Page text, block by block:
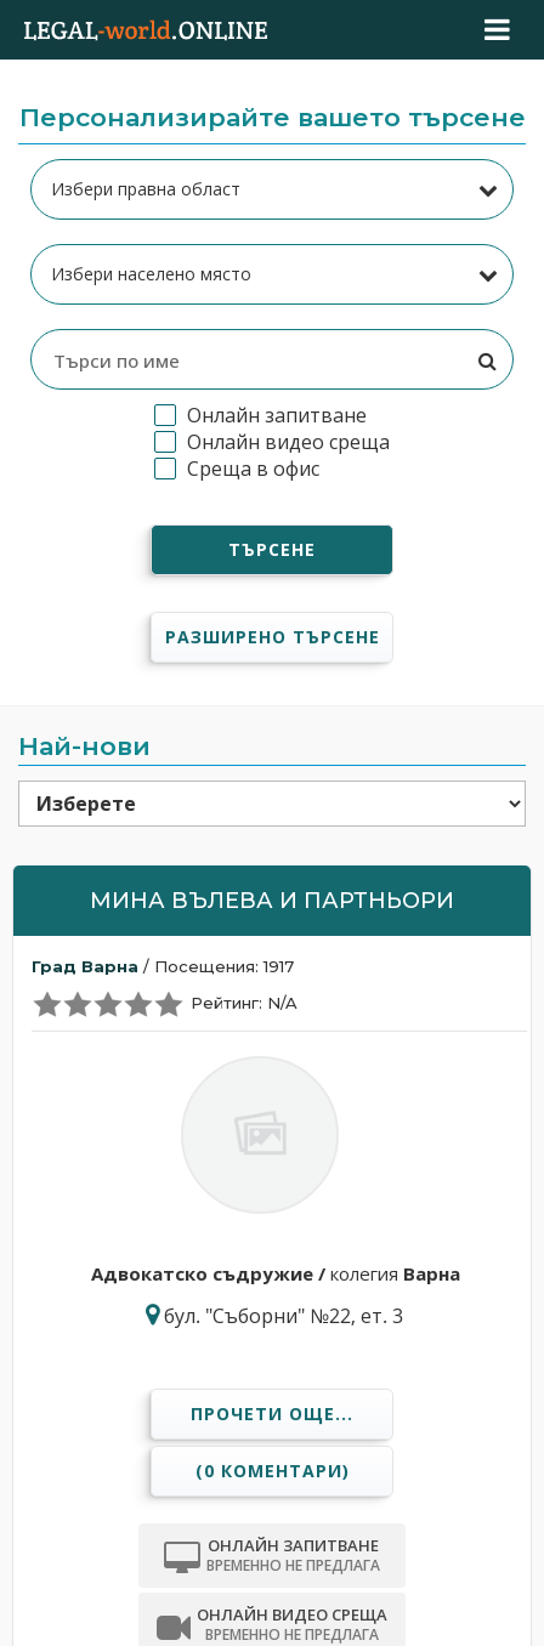
Персонализирайте вашето търсене
Онлайн запитване
Онлайн видео среща
Среща в офис
ТЪРСЕНЕ
РАЗШИРЕНО ТЪРСЕНЕ
Най-нови
МИНА ВЪЛЕВА И ПАРТНЬОРИ
Град Варна / Посещения: 1917
Рейтинг: N/A
Адвокатскo съдружие / колегия Варна
бул. "Съборни" №22, ет. 3
ПРОЧЕТИ ОЩЕ...
(0 КОМЕНТАРИ)
ОНЛАЙН ЗАПИТВАНЕ
ВРЕМЕННО НЕ ПРЕДЛАГА
ОНЛАЙН ВИДЕО СРЕЩА
ВРЕМЕННО НЕ ПРЕДЛАГА